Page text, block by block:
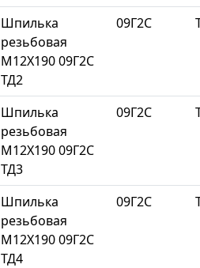
Шпилька
резьбовая
М12Х190 09Г2С
ТД2
09Г2С
Шпилька
резьбовая
М12Х190 09Г2С
ТД3
09Г2С
Шпилька
резьбовая
М12Х190 09Г2С
ТД4
09Г2С